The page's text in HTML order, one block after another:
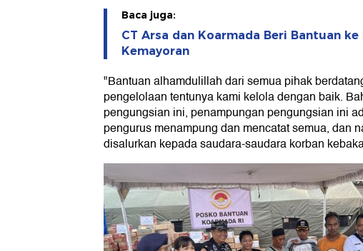
Baca juga:
CT Arsa dan Koarmada Beri Bantuan
Kemayoran
"Bantuan alhamdulillah dari semua pihak
pengelolaan tentunya kami kelola dengan baik.
pengungsian ini, penampungan pengungsian ini
pengurus menampung dan mencatat semua, dan
disalurkan kepada saudara-saudara korban